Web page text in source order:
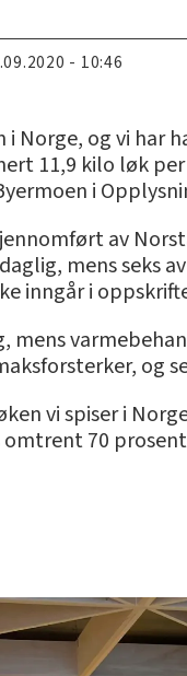
- 10:46
i Norge, og vi
11,9 kilo løk
i
av
mens seks
inngår i
mens
vi spiser i
70